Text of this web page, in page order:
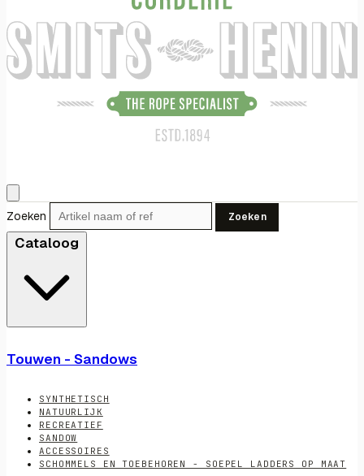
Zoeken Zoeken
Cataloog
Touwen - Sandows
SYNTHETISCH
NATUURLIJK
RECREATIEF
SANDOW
ACCESSOIRES
SCHOMMELS EN TOEBEHOREN - SOEPEL LADDERS OP MAAT